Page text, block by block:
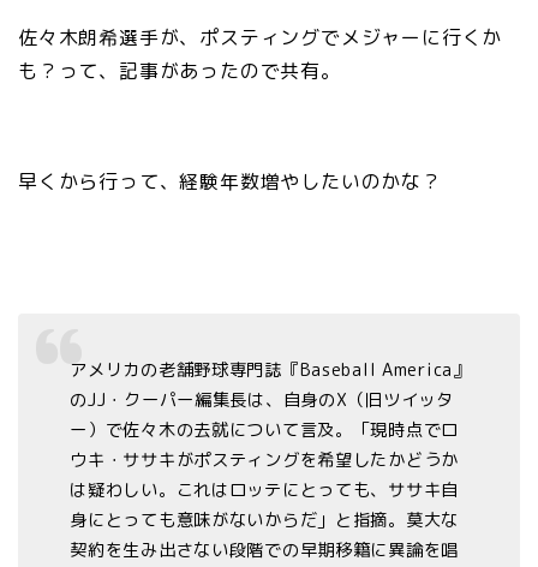
佐々木朗希選手が、ポスティングでメジャーに行くか
も？って、記事があったので共有。
早くから行って、経験年数増やしたいのかな？
アメリカの老舗野球専門誌『Baseball America』
のJJ・クーパー編集長は、自身のX（旧ツイッタ
ー）で佐々木の去就について言及。「現時点でロ
ウキ・ササキがポスティングを希望したかどうか
は疑わしい。これはロッテにとっても、ササキ自
身にとっても意味がないからだ」と指摘。莫大な
契約を生み出さない段階での早期移籍に異論を唱